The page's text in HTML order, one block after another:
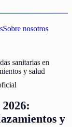
Sobre nosotros
sanitarias en
y salud
y